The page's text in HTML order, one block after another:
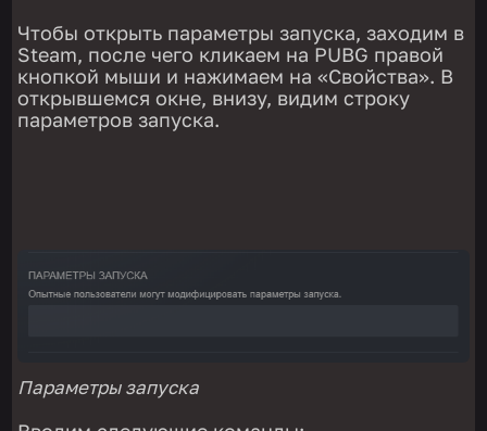
Чтобы открыть параметры запуска, заходим в
Steam, после чего кликаем на PUBG правой
кнопкой мыши и нажимаем на «Свойства». В
открывшемся окне, внизу, видим строку
параметров запуска.
Параметры запуска